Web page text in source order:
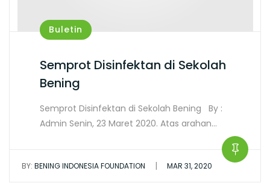
Buletin
Semprot Disinfektan di Sekolah
Bening
Semprot Disinfektan di Sekolah Bening By :
Admin Senin, 23 Maret 2020. Atas arahan…
BY: BENING INDONESIA FOUNDATION | MAR 31, 2020